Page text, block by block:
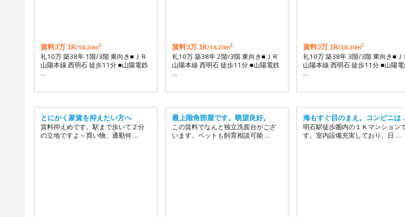
賃料3万 1R/18.20m2
礼10万 築38年 1階/3階 東向き■ＪＲ
山陽本線 西明石 徒歩11分 ■山陽電鉄
…
賃料3万 1R/18.20m2
礼10万 築38年 2階/3階 東向き■ＪＲ
山陽本線 西明石 徒歩11分 ■山陽電鉄
…
賃料3万 1R/18.20m2
礼10万 築38年 3階/3階 東向き■Ｊ
山陽本線 西明石 徒歩11分 ■山陽
…
とにかく家賃を抑えたい方へ
賃料抑えめです。駅まで歩いて２分
の立地ですよ～買い物、通勤何 …
最上階角部屋です。眺望良好。
この賃料でなんと独立洗面台がござ
います。ペットも飼育相談可能 …
海もすぐ目のまえ。コンビニは
明石駅徒歩圏内の１Ｋマンション
す。室内設備充実しており、日 …